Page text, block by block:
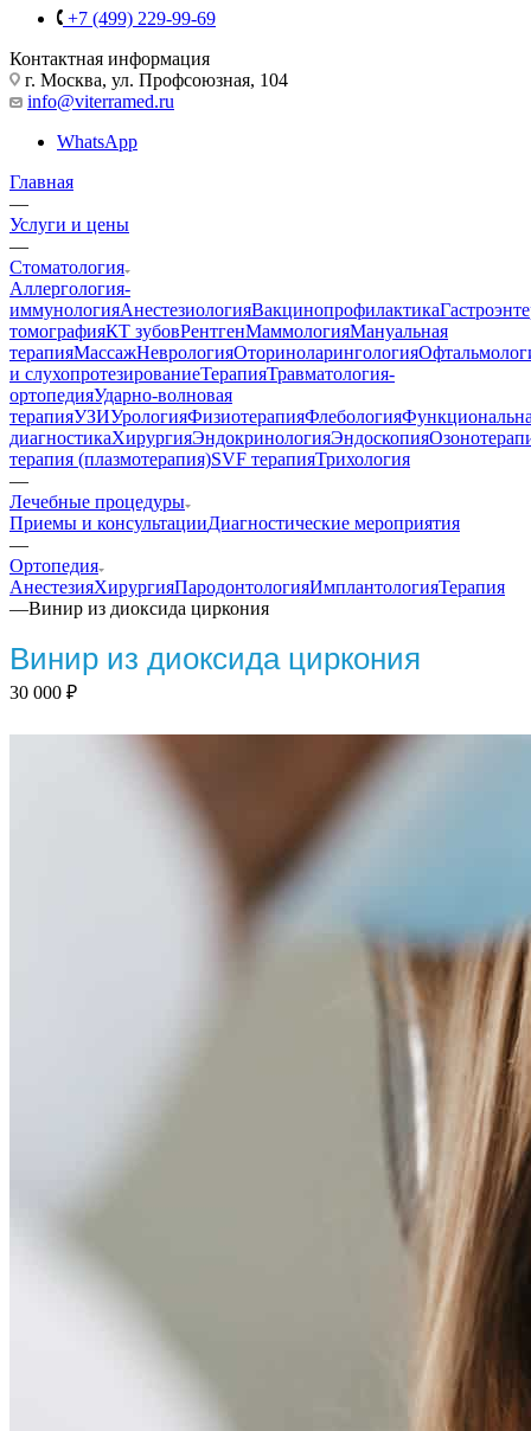
+7 (499) 229-99-69
Контактная информация
г. Москва, ул. Профсоюзная, 104
info@viterramed.ru
WhatsApp
Главная
—
Услуги и цены
—
Стоматология
Аллергология-
иммунологияАнестезиологияВакцинопрофилактика
томографияКТ зубовРентгенМаммологияМануальная
терапияМассажНеврологияОториноларингология
и слухопротезированиеТерапияТравматология-
ортопедияУдарно-волновая
терапияУЗИУрологияФизиотерапияФлебология
диагностикаХирургияЭндокринологияЭндоскопия
терапия (плазмотерапия)SVF терапияТрихология
—
Лечебные процедуры
Приемы и консультацииДиагностические мероприятия
—
Ортопедия
АнестезияХирургияПародонтологияИмплантологияТерапия
—Винир из диоксида циркония
Винир из диоксида циркония
30 000 ₽